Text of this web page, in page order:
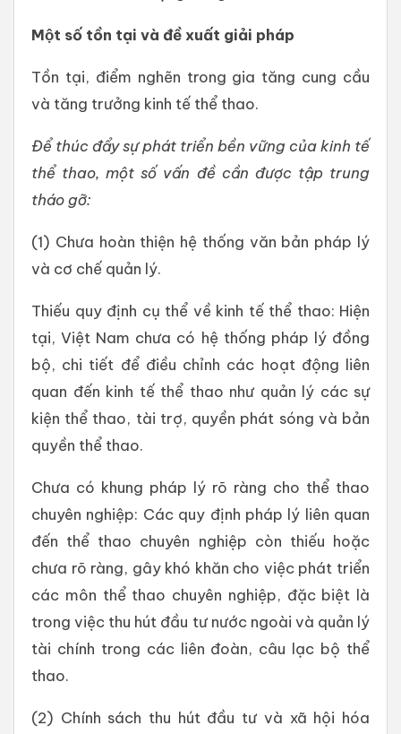
Một số tồn tại và đề xuất giải pháp
Tồn tại, điểm nghẽn trong gia tăng cung cầu
và tăng trưởng kinh tế thể thao.
Để thúc đẩy sự phát triển bền vững của kinh tế
thể thao, một số vấn đề cần được tập trung
tháo gỡ:
(1) Chưa hoàn thiện hệ thống văn bản pháp lý
và cơ chế quản lý.
Thiếu quy định cụ thể về kinh tế thể thao: Hiện
tại, Việt Nam chưa có hệ thống pháp lý đồng
bộ, chi tiết để điều chỉnh các hoạt động liên
quan đến kinh tế thể thao như quản lý các sự
kiện thể thao, tài trợ, quyền phát sóng và bản
quyền thể thao.
Chưa có khung pháp lý rõ ràng cho thể thao
chuyên nghiệp: Các quy định pháp lý liên quan
đến thể thao chuyên nghiệp còn thiếu hoặc
chưa rõ ràng, gây khó khăn cho việc phát triển
các môn thể thao chuyên nghiệp, đặc biệt là
trong việc thu hút đầu tư nước ngoài và quản lý
tài chính trong các liên đoàn, câu lạc bộ thể
thao.
(2) Chính sách thu hút đầu tư và xã hội hóa